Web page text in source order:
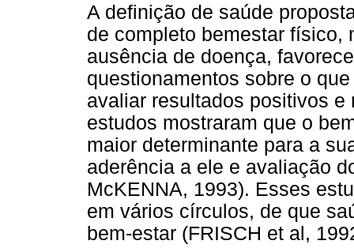
A definição de saúde
de completo bemestar físico,
ausência de doença,
questionamentos sobre o
avaliar resultados positivos
estudos mostraram que o
maior determinante para a
aderência a ele e avaliação
McKENNA, 1993). Esses
em vários círculos, de que
bem-estar (FRISCH et al,